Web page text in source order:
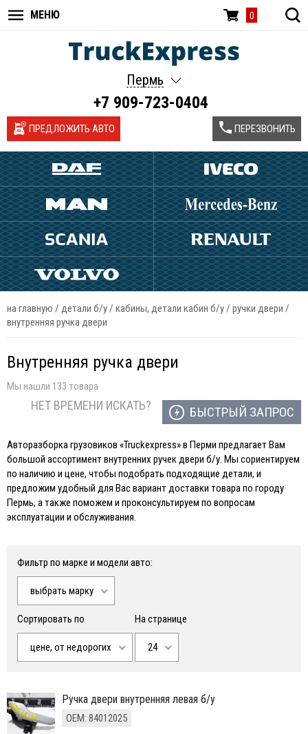
МЕНЮ 0
Пермь
+7 909-723-0404
ПРЕДЛОЖИТЬ АВТО
на главную / детали б/у/ кабины, детали кабин б/у/ ручки двери /
внутренняя ручка двери
Внутренняя ручка двери
Мы нашли 133 товара
НЕТ ВРЕМЕНИ ИСКАТЬ? БЫСТРЫЙ ЗАПРОС
Авторазборка грузовиков «Truckexpress» в Перми предлагает Вам
большой ассортимент внутренних ручек двери б/у. Мы сориентируем
по наличию и цене, чтобы подобрать подходящие детали, и
предложим удобный для Вас вариант доставки товара по городу
Пермь, а также поможем и проконсультируем по вопросам
эксплуатации и обслуживания.
Фильтр по марке и модели авто:
выбрать марку
Сортировать по
цене, от недорогих
На странице
24
ручка двери внутренняя левая б/у
ОЕМ: 84012025